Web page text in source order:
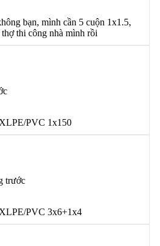
bạn, mình cần 5 cuộn 1x1.5,
thi công nhà mình rồi
PVC 1x150
trước
PVC 3x6+1x4